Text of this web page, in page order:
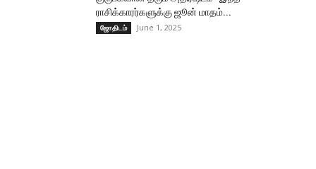
ராசிக்காரர்களுக்கு ஜூன் மாதம்...
ஜோதிடம் June 1, 2025